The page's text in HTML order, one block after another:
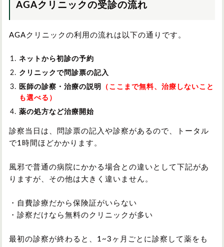
AGAクリニックの受診の流れ
AGAクリニックの利用の流れは以下の通りです。
ネットから初診の予約
クリニックで問診票の記入
医師の診察・治療の説明
（ここまで無料、治療しないこと
も選べる）
薬の処方など治療開始
診察当日は、問診票の記入や診察があるので、トータル
で1時間ほどかかります。
風邪で普通の病院にかかる場合との違いとして下記があ
りますが、その他は大きく違いません。
・自費診療だから保険証がいらない
・診察だけなら無料のクリニックが多い
最初の診察が終わると、1~3ヶ月ごとに診察して薬をも